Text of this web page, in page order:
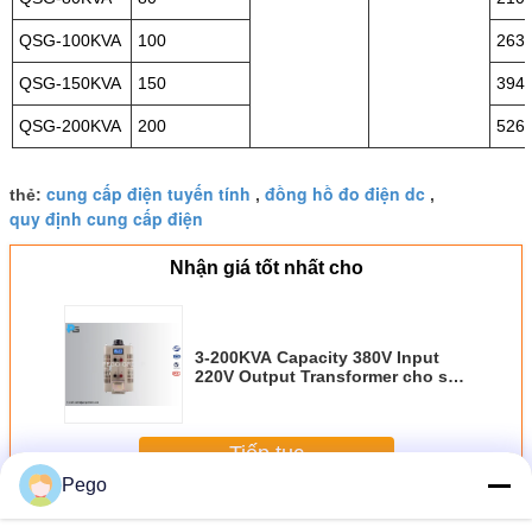
QSG-100KVA 100 263
QSG-150KVA 150 394
QSG-200KVA 200 526
thẻ: cung cấp điện tuyến tính , đồng hồ đo điện dc ,
quy định cung cấp điện
Nhận giá tốt nhất cho
3-200KVA Capacity 380V Input
220V Output Transformer cho sử
Tiếp tục
HơnCung cấp điện Ac Dc
Pego